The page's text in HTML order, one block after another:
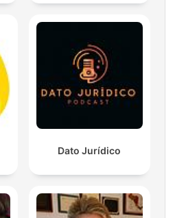
Dato Jurídico